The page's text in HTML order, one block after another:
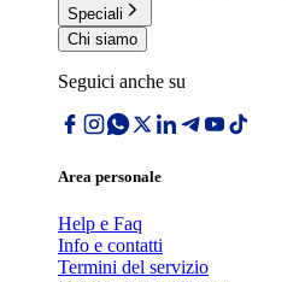
Speciali
Chi siamo
Seguici anche su
Area personale
Help e Faq
Info e contatti
Termini del servizio